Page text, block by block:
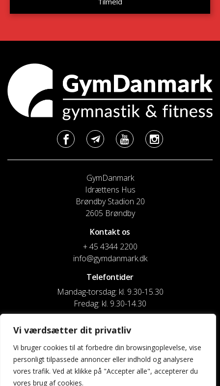
Vi værdsætter dit privatliv
Vi bruger cookies til at forbedre din browsingoplevelse, vise
personligt tilpassede annoncer eller indhold og analysere
vores trafik. Ved at klikke på "Accepter alle", accepterer du
vores brug af cookies.
GymDanmark
Idrættens Hus
Brøndby Stadion 20
2605 Brøndby
Kontakt os
+ 45 4344 2200
info@gymdanmark.dk
Telefontider
Mandag-torsdag: kl. 9.30-15.30
Fredag: kl. 9.30-14.30
CVR nr. 20916818
Reg. & Kontonr.: 4180 3119119022
Privatlivspolitik og cookies